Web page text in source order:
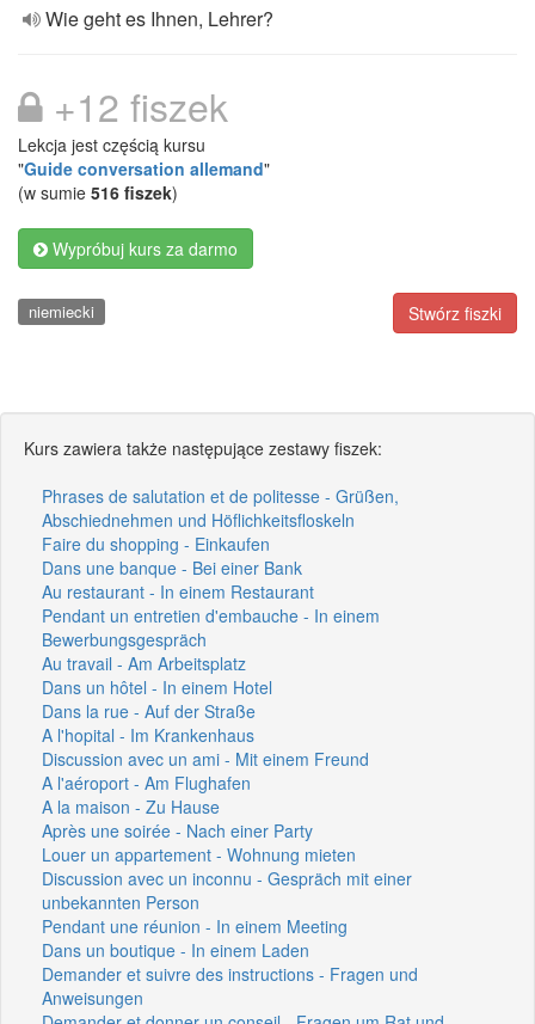
Wie geht es Ihnen, Lehrer?
+12 fiszek
Lekcja jest częścią kursu
"Guide conversation allemand"
(w sumie 516 fiszek)
Wypróbuj kurs za darmo
Stwórz fiszki
niemiecki
Kurs zawiera także następujące zestawy fiszek:
Phrases de salutation et de politesse - Grüßen,
Abschiednehmen und Höflichkeitsfloskeln
Faire du shopping - Einkaufen
Dans une banque - Bei einer Bank
Au restaurant - In einem Restaurant
Pendant un entretien d'embauche - In einem
Bewerbungsgespräch
Au travail - Am Arbeitsplatz
Dans un hôtel - In einem Hotel
Dans la rue - Auf der Straße
A l'hopital - Im Krankenhaus
Discussion avec un ami - Mit einem Freund
A l'aéroport - Am Flughafen
A la maison - Zu Hause
Après une soirée - Nach einer Party
Louer un appartement - Wohnung mieten
Discussion avec un inconnu - Gespräch mit einer
unbekannten Person
Pendant une réunion - In einem Meeting
Dans un boutique - In einem Laden
Demander et suivre des instructions - Fragen und
Anweisungen